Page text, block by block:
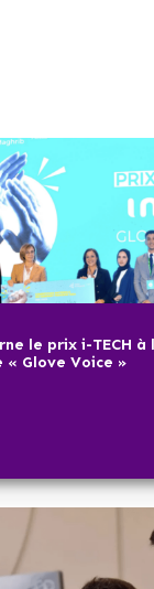
le prix i-TECH à
« Glove Voice »